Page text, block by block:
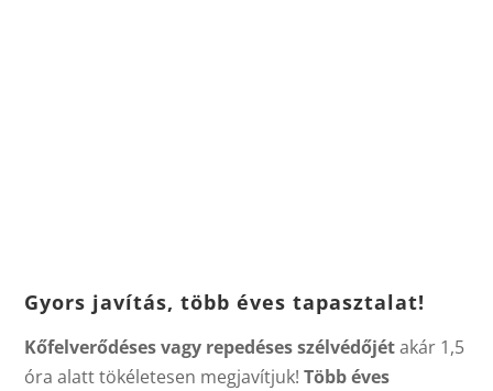
Gyors javítás, több éves tapasztalat!
Kőfelverődéses vagy repedéses szélvédőjétakár 1,5
óra alatt tökéletesen megjavítjuk!Több éves